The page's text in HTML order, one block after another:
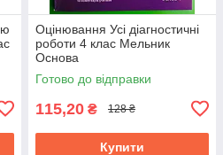
Оцінювання Усі діагностичні
роботи 4 клас Мельник
Основа
Готово до відправки
115,20 ₴ 128 ₴
Купити